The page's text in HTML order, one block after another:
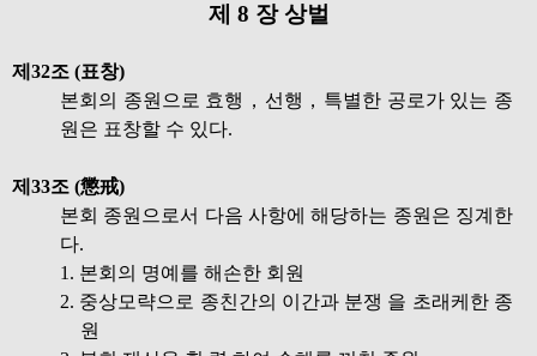
제 8 장 상벌
제32조 (표창)
본회의 종원으로 효행，선행，특별한 공로가 있는 종
원은 표창할 수 있다.
제33조 (懲戒)
본회 종원으로서 다음 사항에 해당하는 종원은 징계한
다.
1. 본회의 명예를 해손한 회원
2. 중상모략으로 종친간의 이간과 분쟁 을 초래케한 종
원